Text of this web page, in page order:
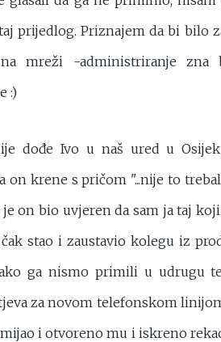
prijedlog. Priznajem da bi bilo
mreži -administriranje zna
:)
dođe Ivo u naš ured u
on krene s pričom "...nije to
on bio uvjeren da sam ja taj
stao i zaustavio kolegu iz
ga nismo primili u udrugu
za novom telefonskom
i otvoreno mu i iskreno